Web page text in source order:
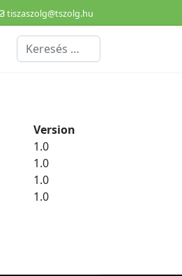
tiszaszolg@tszolg.hu
Keresés...
Version
1.0
1.0
1.0
1.0